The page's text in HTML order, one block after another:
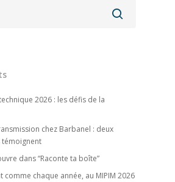
2026 : les défis de la
chez Barbanel : deux
témoignent
dans “Raconte ta boîte”
comme chaque année, au MIPIM 2026